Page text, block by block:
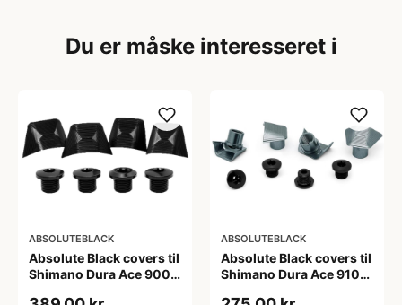
Du er måske interesseret i
ABSOLUTEBLACK
Absolute Black covers til
Shimano Dura Ace 9000
ABSOLUTEBLACK
Absolute Black covers til
Shimano Dura Ace 9100